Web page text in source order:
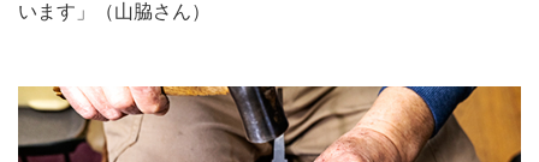
います」（山脇さん）